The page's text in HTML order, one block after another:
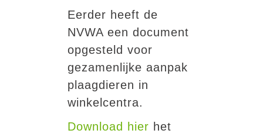
Eerder heeft de
NVWA een document
opgesteld voor
gezamenlijke aanpak
plaagdieren in
winkelcentra.
Download hier het